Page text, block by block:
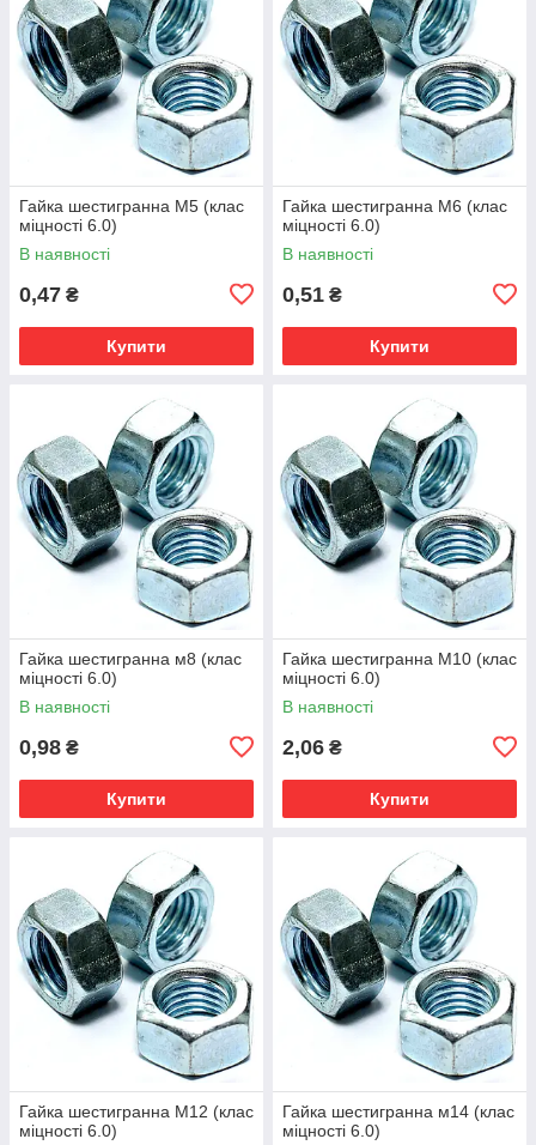
Гайка шестигранна М5 (клас
міцності 6.0)
В наявності
0,47 ₴
Купити
Гайка шестигранна М6 (клас
міцності 6.0)
В наявності
0,51 ₴
Купити
Гайка шестигранна м8 (клас
міцності 6.0)
В наявності
0,98 ₴
Купити
Гайка шестигранна М10 (клас
міцності 6.0)
В наявності
2,06 ₴
Купити
Гайка шестигранна М12 (клас
міцності 6.0)
Гайка шестигранна м14 (клас
міцності 6.0)